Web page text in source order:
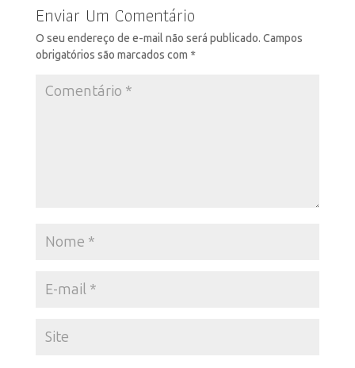
Enviar Um Comentário
O seu endereço de e-mail não será publicado. Campos
obrigatórios são marcados com *